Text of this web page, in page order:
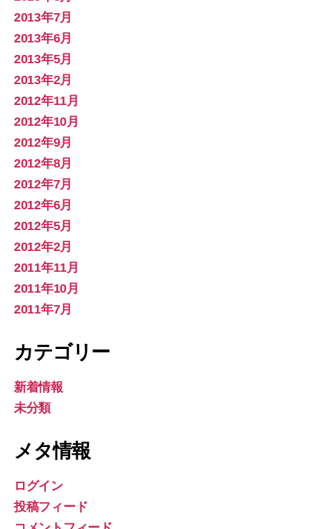
2013年7月
2013年6月
2013年5月
2013年2月
2012年11月
2012年10月
2012年9月
2012年8月
2012年7月
2012年6月
2012年5月
2012年2月
2011年11月
2011年10月
2011年7月
カテゴリー
新着情報
未分類
メタ情報
ログイン
投稿フィード